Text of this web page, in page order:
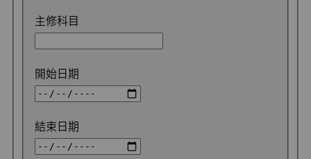
主修科目
開始日期
結束日期